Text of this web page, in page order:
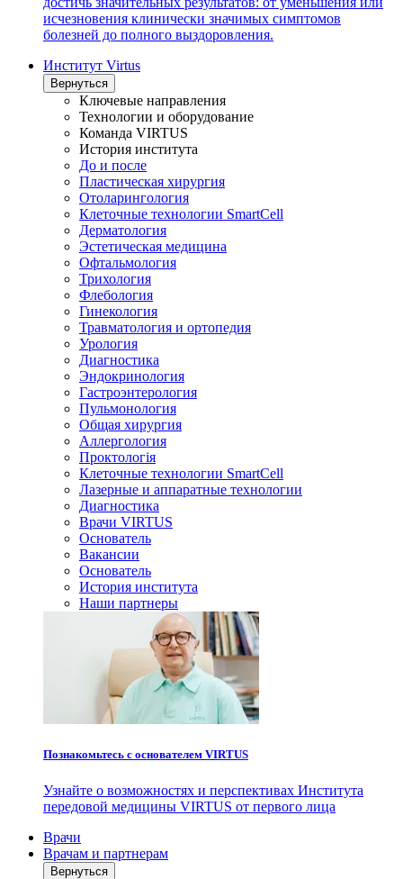
исчезновения клинически значимых симптомов
болезней до полного выздоровления.
Институт Virtus
Вернуться
Ключевые направления
Технологии и оборудование
Команда VIRTUS
История института
До и после
Пластическая хирургия
Отоларингология
Клеточные технологии SmartCell
Дерматология
Эстетическая медицина
Офтальмология
Трихология
Флебология
Гинекология
Травматология и ортопедия
Урология
Диагностика
Эндокринология
Гастроэнтерология
Пульмонология
Общая хирургия
Аллергология
Проктологія
Клеточные технологии SmartCell
Лазерные и аппаратные технологии
Диагностика
Врачи VIRTUS
Основатель
Вакансии
Основатель
История института
Наши партнеры
Познакомьтесь с основателем VIRTUS
Узнайте о возможностях и перспективах Института
передовой медицины VIRTUS от первого лица
Врачи
Врачам и партнерам
Вернуться